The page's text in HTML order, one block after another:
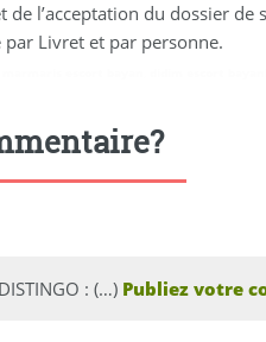
de l’acceptation du dossier
Livret et par personne.
: (…) Publiez votre